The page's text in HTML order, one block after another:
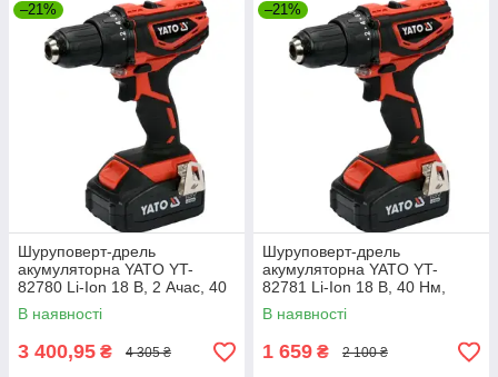
–21%
Шуруповерт-дрель
акумуляторна YATO YT-
82780 Li-Ion 18 В, 2 Ачас, 40
Нм, ↓13 мм
В наявності
3 400,95 ₴ 4 305 ₴
–21%
Шуруповерт-дрель
акумуляторна YATO YT-
82781 Li-Ion 18 В, 40 Нм,
he13 мм без акумулятора
В наявності
1 659 ₴ 2 100 ₴